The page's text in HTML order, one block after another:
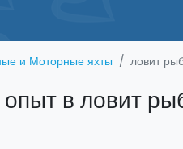
и Моторные яхты ловит
в ловит